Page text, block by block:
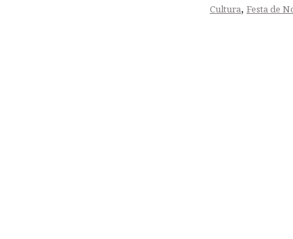
Cultura, Festa de